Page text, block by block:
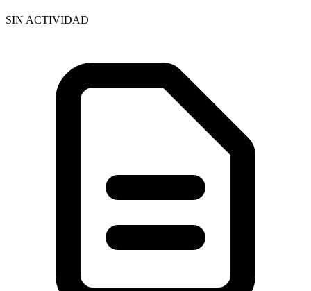
SIN ACTIVIDAD